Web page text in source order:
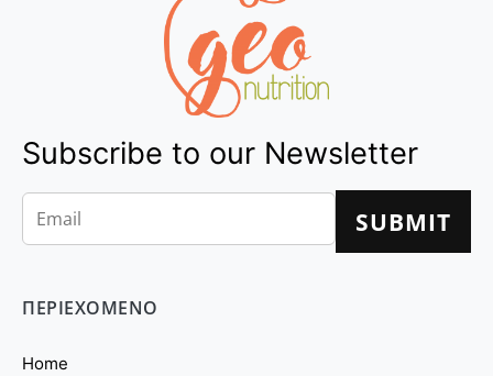
Subscribe to our Newsletter
ΠΕΡΙΕΧΟΜΕΝΟ
Home